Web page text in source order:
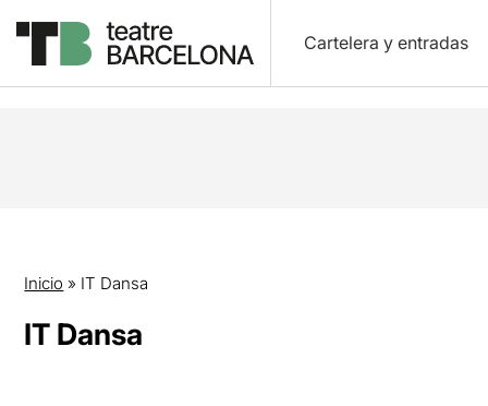
Cartelera y entradas
Inicio » IT Dansa
IT Dansa